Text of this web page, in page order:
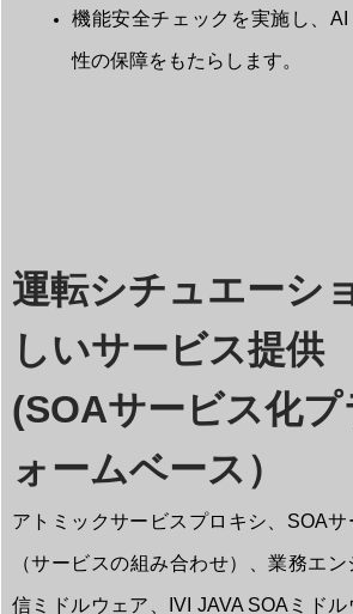
機能安全チェックを実施し、
性の保障をもたらします。
運転シチュエーシ
しいサービス提供
(SOAサービス化プ
ォームベース）
アトミックサービスプロキシ、SOAサ
（サービスの組み合わせ）、業務エ
信ミドルウェア、IVI JAVA SOAミド